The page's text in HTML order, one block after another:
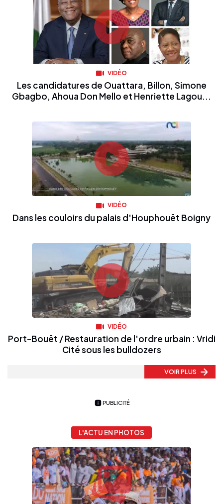
VIDÉO
Les candidatures de Ouattara, Billon, Simone
Gbagbo, Ahoua Don Mello et Henriette Lagou...
VIDÉO
Dans les couloirs du palais d'Houphouët Boigny
VIDÉO
Port-Bouët / Restauration de l'ordre urbain : Vridi
Cité sous les bulldozers
VOIR PLUS
PUBLICITÉ
L'ACTU EN PHOTOS